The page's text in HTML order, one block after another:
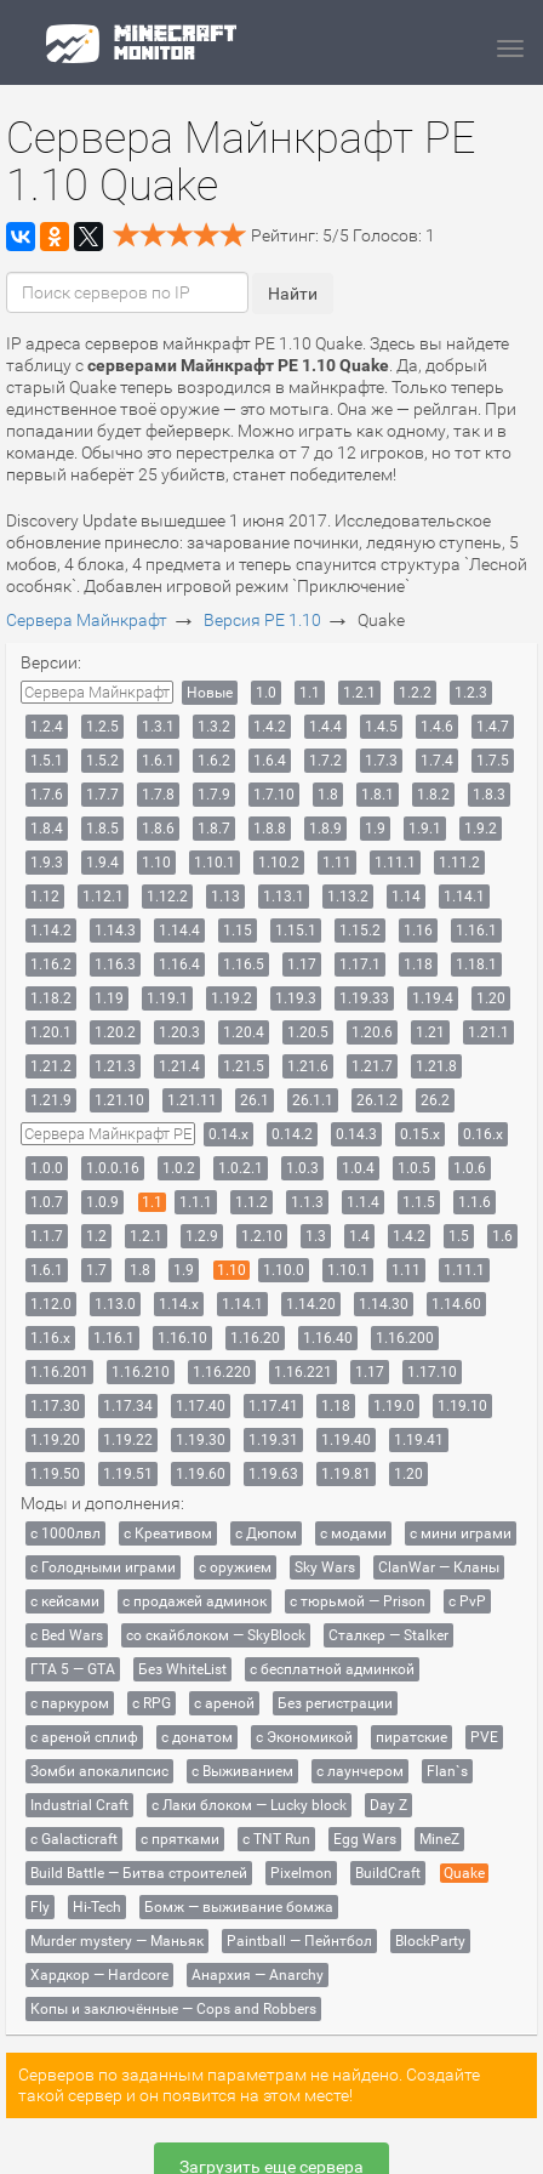
Сервера Майнкрафт PE
1.10 Quake
Рейтинг: 5/5 Голосов: 1
IP адреса серверов майнкрафт PE 1.10 Quake. Здесь вы найдете
таблицу ссерверами Майнкрафт PE 1.10 Quake . Да, добрый
старый Quake теперь возродился в майнкрафте. Только теперь
единственное твоё оружие — это мотыга. Она же — рейлган. При
попадании будет фейерверк. Можно играть как одному, так и в
команде. Обычно это перестрелка от 7 до 12 игроков, но тот кто
первый наберёт 25 убийств, станет победителем!
Discovery Update вышедшее 1 июня 2017. Исследовательское
обновление принесло: зачарование починки, ледяную ступень, 5
мобов, 4 блока, 4 предмета и теперь спаунится структура `Лесной
особняк`. Добавлен игровой режим `Приключение`
Сервера Майнкрафт → Версия PE 1.10 → Quake
Версии:
Сервера Майнкрафт Новые 1.0 1.1 1.2.1 1.2.2
1.2.3
1.2.4
1.2.5 1.3.1 1.3.2 1.4.2 1.4.4 1.4.5 1.4.6
1.4.7
1.5.1
1.5.2 1.6.1 1.6.2 1.6.4 1.7.2 1.7.3 1.7.4
1.7.5
1.7.6
1.7.7 1.7.8 1.7.9 1.7.10 1.8 1.8.1 1.8.2
1.8.3
1.8.4
1.8.5 1.8.6 1.8.7 1.8.8 1.8.9 1.9 1.9.1
1.9.2
1.9.3
1.9.4 1.10 1.10.1 1.10.2 1.11 1.11.1
1.11.2
1.12
1.12.1 1.12.2 1.13 1.13.1 1.13.2 1.14
1.14.1
1.14.2
1.14.3 1.14.4 1.15 1.15.1 1.15.2 1.16
1.16.1
1.16.2
1.16.3 1.16.4 1.16.5 1.17 1.17.1 1.18
1.18.1
1.18.2
1.19 1.19.1 1.19.2 1.19.3 1.19.33 1.19.4
1.20
1.20.1
1.20.2 1.20.3 1.20.4 1.20.5 1.20.6 1.21
1.21.1
1.21.2
1.21.3 1.21.4 1.21.5 1.21.6 1.21.7
1.21.8
1.21.9
1.21.10 1.21.11 26.1 26.1.1 26.1.2 26.2
Сервера Майнкрафт PE 0.14.x 0.14.2 0.14.3 0.15.x
0.16.x
1.0.0
1.0.0.16 1.0.2 1.0.2.1 1.0.3 1.0.4 1.0.5
1.0.6
1.0.7
1.0.9 1.1 1.1.1 1.1.2 1.1.3 1.1.4 1.1.5
1.1.6
1.1.7
1.2 1.2.1 1.2.9 1.2.10 1.3 1.4 1.4.2 1.5
1.6
1.6.1
1.7 1.8 1.9 1.10 1.10.0 1.10.1 1.11
1.11.1
1.12.0
1.13.0 1.14.x 1.14.1 1.14.20 1.14.30
1.14.60
1.16.x
1.16.1 1.16.10 1.16.20 1.16.40
1.16.200
1.16.201
1.16.210 1.16.220 1.16.221 1.17
1.17.10
1.17.30
1.17.34 1.17.40 1.17.41 1.18 1.19.0
1.19.10
1.19.20
1.19.22 1.19.30 1.19.31 1.19.40
1.19.41
1.19.50
1.19.51 1.19.60 1.19.63 1.19.81 1.20
Моды и дополнения:
с 1000лвл c Креативом с Дюпом с модами
с мини играми
с Голодными играми
с оружием Sky Wars
ClanWar — Кланы
с кейсами
с продажей админок с тюрьмой — Prison
с PvP
с Bed Wars
со скайблоком — SkyBlock
Сталкер — Stalker
ГТА 5 — GTA
Без WhiteList
с бесплатной админкой
с паркуром
с RPG с ареной
Без регистрации
с ареной сплиф
с донатом с Экономикой пиратские
PVE
Зомби апокалипсис
с Выживанием с лаунчером
Flan`s
Industrial Craft
с Лаки блоком — Lucky block
Day Z
с Galacticraft
с прятками с TNT Run Egg Wars
MineZ
Build Battle — Битва строителей
Pixelmon BuildCraft
Quake
Fly
Hi-Tech
Бомж — выживание бомжа
Murder mystery — Маньяк
Paintball — Пейнтбол
BlockParty
Хардкор — Hardcore
Анархия — Anarchy
Копы и заключённые — Cops and Robbers
Серверов по заданным параметрам не найдено. Создайте
такой сервер и он появится на этом месте!
Загрузить еще сервера